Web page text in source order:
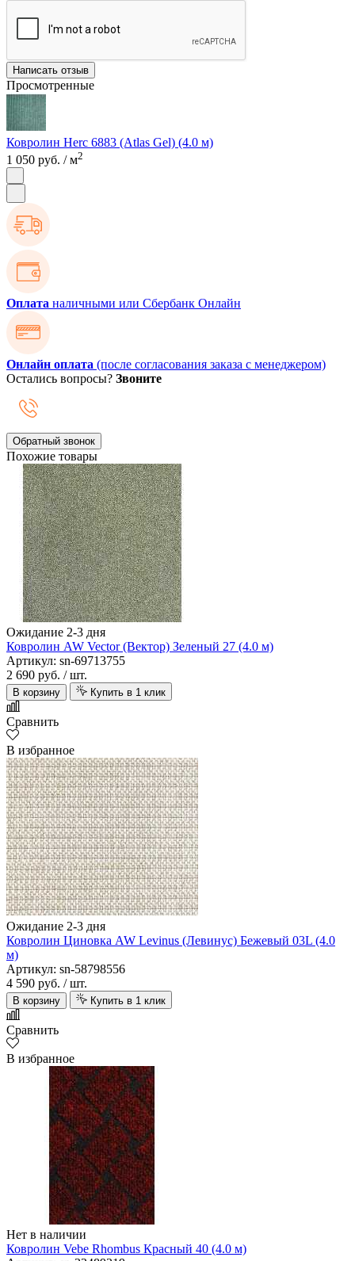
Написать отзыв
Просмотренные
Ковролин Herc 6883 (Atlas Gel) (4.0 м)
1 050 руб. / м2
Оплата наличными или Сбербанк Онлайн
Онлайн оплата (после согласования заказа с менеджером)
Остались вопросы? Звоните
Обратный звонок
Похожие товары
Ожидание 2-3 дня
Ковролин AW Vector (Вектор) Зеленый 27 (4.0 м)
Артикул: sn-69713755
2 690 руб. / шт.
В корзину Купить в 1 клик
Сравнить
В избранное
Ожидание 2-3 дня
Ковролин Циновка AW Levinus (Левинус) Бежевый 03L (4.0
м)
Артикул: sn-58798556
4 590 руб. / шт.
В корзину Купить в 1 клик
Сравнить
В избранное
Нет в наличии
Ковролин Vebe Rhombus Красный 40 (4.0 м)